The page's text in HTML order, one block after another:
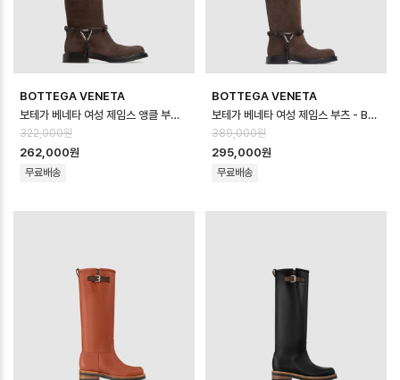
BOTTEGA VENETA
보테가 베네타 여성 제임스 앵클 부츠 - Bottega veneta Womens James…
322,000원
262,000원
무료배송
BOTTEGA VENETA
보테가 베네타 여성 제임스 부츠 - Bottega veneta Womens James Bo…
389,000원
295,000원
무료배송